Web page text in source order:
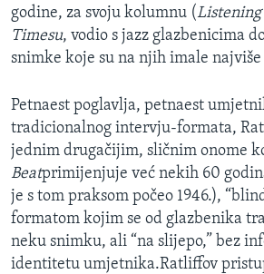
Jezici
godine, za svoju kolumnu (
Timesu, vodio s jazz glazbenicima
snimke koje su na njih imale
Petnaest poglavlja, petnaest
tradicionalnog intervju-formata,
jednim drugačijim, sličnim onome
Beatprimijenjuje već nekih 60
je s tom praksom počeo 1946.),
formatom kojim se od glazbenika
neku snimku, ali “na slijepo,” bez
identitetu umjetnika.Ratliffov